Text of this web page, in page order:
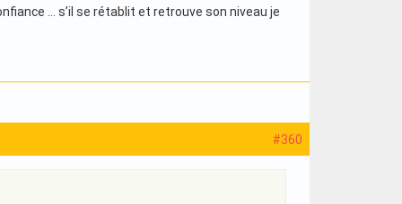
… s’il se rétablit et retrouve son niveau je
#360